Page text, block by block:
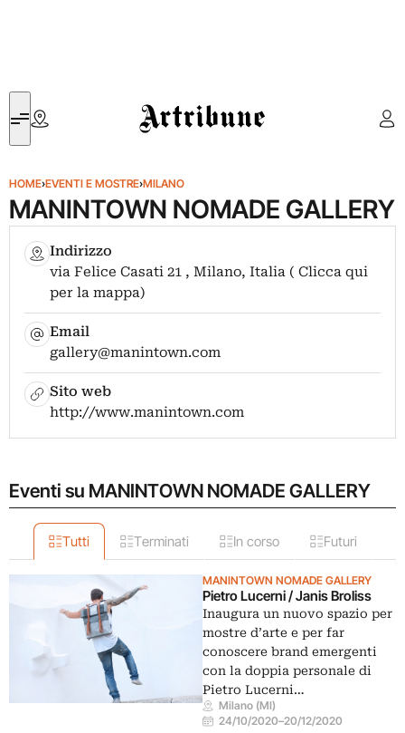
Artribune
HOME›EVENTI E MOSTRE›MILANO
MANINTOWN NOMADE GALLERY
Indirizzo
via Felice Casati 21 , Milano, Italia ( Clicca qui
per la mappa)
Email
gallery@manintown.com
Sito web
http://www.manintown.com
Eventi su MANINTOWN NOMADE GALLERY
Tutti Terminati In corso Futuri
MANINTOWN NOMADE GALLERY
Pietro Lucerni / Janis Broliss
Inaugura un nuovo spazio per
mostre d’arte e per far
conoscere brand emergenti
con la doppia personale di
Pietro Lucerni…
Milano (MI)
24/10/2020–20/12/2020